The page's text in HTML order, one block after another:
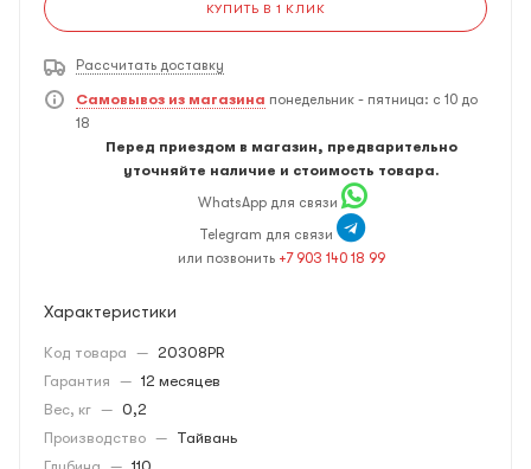
КУПИТЬ В 1 КЛИК
Рассчитать доставку
Самовывоз из магазина понедельник - пятница: с 10 до
18
Перед приездом в магазин, предварительно
уточняйте наличие и стоимость товара.
WhatsApp для связи
Telegram для связи
или позвонить +7 903 140 18 99
Характеристики
Код товара — 20308PR
Гарантия — 12 месяцев
Вес, кг — 0,2
Производство — Тайвань